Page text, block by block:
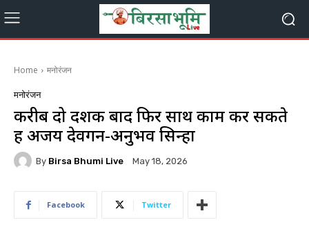
Home मनोरंजन
मनोरंजन
करीब दो दशक बाद फिर साथ काम कर सकते
हैं अजय देवगन-अनुभव सिन्हा
By Birsa Bhumi Live May 18, 2026
Facebook Twitter